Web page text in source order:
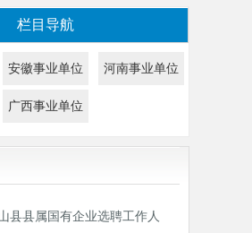
栏目导航
安徽事业单位 河南事业单位
广西事业单位
县县属国有企业选聘工作人